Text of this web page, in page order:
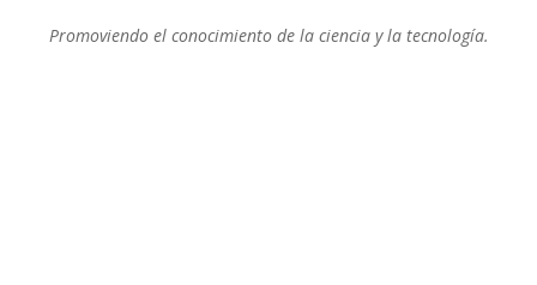
Promoviendo el conocimiento de la ciencia y la tecnología.